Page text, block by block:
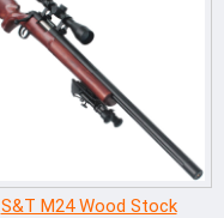
S&T M24 Wood Stock